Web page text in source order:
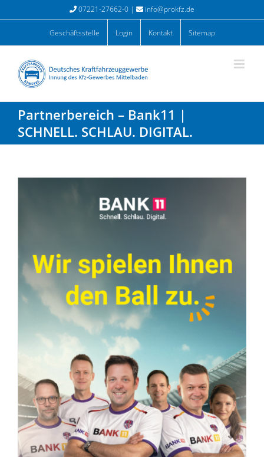
Inhalt
07221-27662-0 | info@prokfz.de
Geschäftsstelle Login Kontakt Sitemap
Partnerbereich – Bank11 |
SCHNELL. SCHLAU. DIGITAL.